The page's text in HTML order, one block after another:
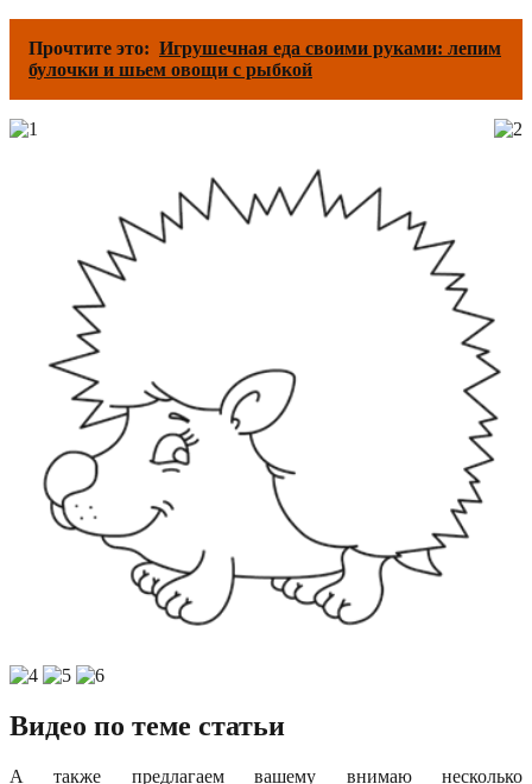
Прочтите это: Игрушечная еда своими руками: лепим
булочки и шьем овощи с рыбкой
Видео по теме статьи
А также предлагаем вашему внимаю несколько